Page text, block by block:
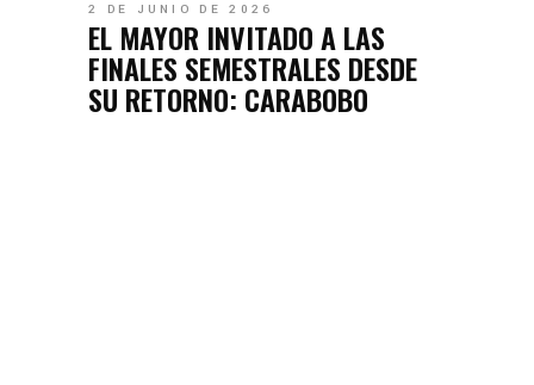
2 DE JUNIO DE 2026
EL MAYOR INVITADO A LAS
FINALES SEMESTRALES DESDE
SU RETORNO: CARABOBO